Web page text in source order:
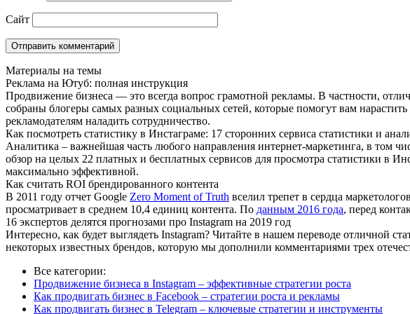
Сайт
Материалы на темы
Реклама на Ютуб: полная инструкция
Продвижение бизнеса — это всегда вопрос грамотной рекламы. В частности,
собраны блогеры самых разных социальных сетей, которые помогут вам
рекламодателям наладить сотрудничество.
Как посмотреть статистику в Инстаграме: 17 сторонних сервиса статистики и
Аналитика – важнейшая часть любого направления интернет-маркетинга, в том
обзор на целых 22 платных и бесплатных сервисов для просмотра статистики в
максимально эффективной.
Как считать ROI брендированного контента
В 2011 году отчет Google Zero Moment of Truth вселил трепет в сердца
просматривает в среднем 10,4 единиц контента. По данным 2016 года, перед
16 экспертов делятся прогнозами про Instagram на 2019 год
Интересно, как будет выглядеть Instagram? Читайте в нашем переводе отличной
некоторых известных брендов, которую мы дополнили комментариями трех
Все категории:
Продвижение бизнеса в Instagram – эффективные стратегии роста
Как продвигать бизнес в Facebook – стратегии роста и рекламы
Как продвигать бизнес в Telegram – ключевые стратегии и инструменты